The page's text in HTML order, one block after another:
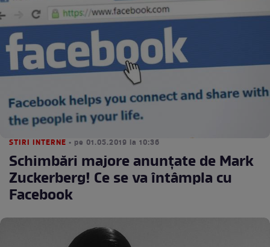
STIRI INTERNE • pe 01.05.2019 la 10:36
Schimbări majore anunţate de Mark
Zuckerberg! Ce se va întâmpla cu
Facebook